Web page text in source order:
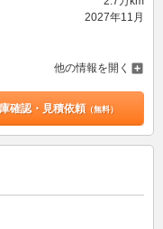
2027年11月
他の情報を開く
確認・見積依頼（無料）